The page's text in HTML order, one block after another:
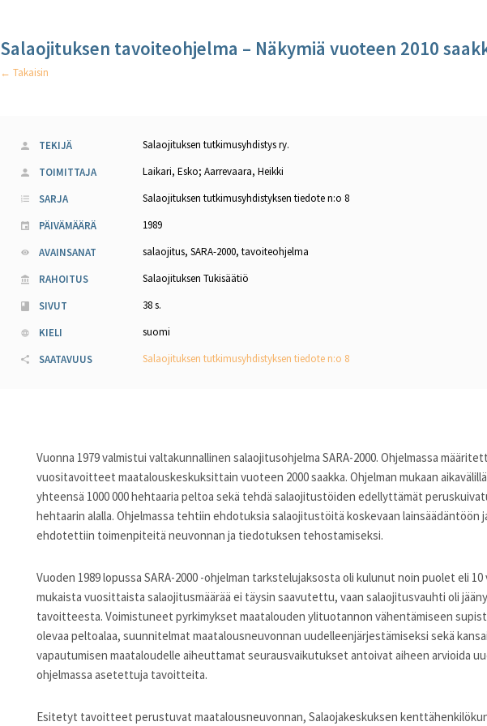
Salaojituksen tavoiteohjelma – Näkymiä vuoteen 2010
← Takaisin
TEKIJÄ
Salaojituksen tutkimusyhdistys ry.
TOIMITTAJA
Laikari, Esko; Aarrevaara, Heikki
SARJA
Salaojituksen tutkimusyhdistyksen tiedote n:o 8
PÄIVÄMÄÄRÄ
1989
AVAINSANAT
salaojitus, SARA-2000, tavoiteohjelma
RAHOITUS
Salaojituksen Tukisäätiö
SIVUT
38 s.
KIELI
suomi
SAATAVUUS
Salaojituksen tutkimusyhdistyksen tiedote n:o 8
Vuonna 1979 valmistui valtakunnallinen salaojitusohjelma SARA-2000. Ohjelmassa
vuositavoitteet maatalouskeskuksittain vuoteen 2000 saakka. Ohjelman mukaan
yhteensä 1000 000 hehtaaria peltoa sekä tehdä salaojitustöiden edellyttämät
hehtaarin alalla. Ohjelmassa tehtiin ehdotuksia salaojitustöitä koskevaan lainsäädäntöön
ehdotettiin toimenpiteitä neuvonnan ja tiedotuksen tehostamiseksi.
Vuoden 1989 lopussa SARA-2000 -ohjelman tarkstelujaksosta oli kulunut noin puolet eli
mukaista vuosittaista salaojitusmäärää ei täysin saavutettu, vaan salaojitusvauhti oli
tavoitteesta. Voimistuneet pyrkimykset maatalouden ylituotannon vähentämiseen
olevaa peltoalaa, suunnitelmat maatalousneuvonnan uudelleenjärjestämiseksi sekä
vapautumisen maataloudelle aiheuttamat seurausvaikutukset antoivat aiheen arvioida
ohjelmassa asetettuja tavoitteita.
Esitetyt tavoitteet perustuvat maatalousneuvonnan, Salaojakeskuksen